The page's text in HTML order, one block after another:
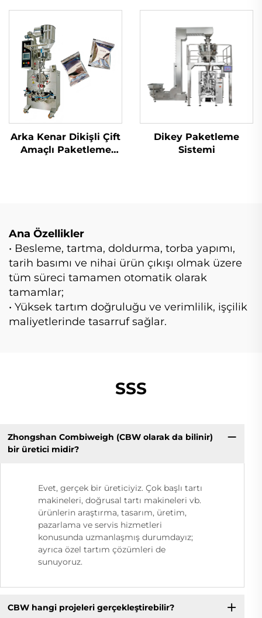
Arka Kenar Dikişli Çift
Amaçlı Paketleme
Dikey Paketleme
Sistemi
Ana Özellikler
• Besleme, tartma, doldurma, torba yapımı,
tarih basımı ve nihai ürün çıkışı olmak üzere
tüm süreci tamamen otomatik olarak
tamamlar;
• Yüksek tartım doğruluğu ve verimlilik, işçilik
maliyetlerinde tasarruf sağlar.
SSS
Zhongshan Combiweigh (CBW olarak da bilinir)
bir üretici midir?
Evet, gerçek bir üreticiyiz. Çok başlı tartı
makineleri, doğrusal tartı makineleri vb.
ürünlerin araştırma, tasarım, üretim,
pazarlama ve servis hizmetleri
konusunda uzmanlaşmış durumdayız;
ayrıca özel tartım çözümleri de
sunuyoruz.
CBW hangi projeleri gerçekleştirebilir?